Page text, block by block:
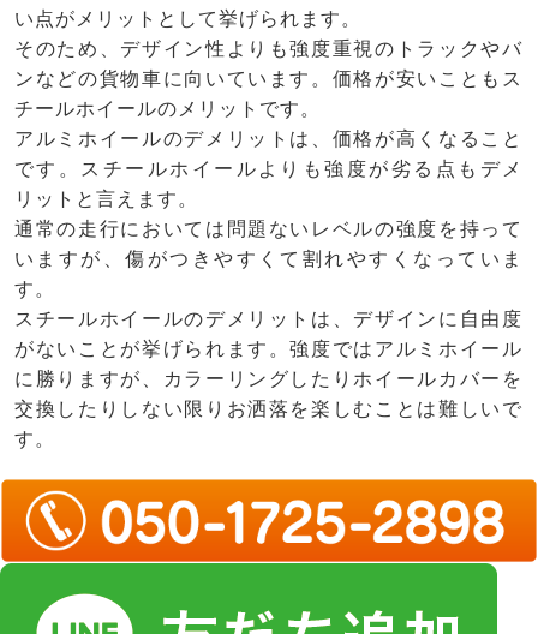
い点がメリットとして挙げられます。
そのため、デザイン性よりも強度重視のトラックやバ
ンなどの貨物車に向いています。価格が安いこともス
チールホイールのメリットです。
アルミホイールのデメリットは、価格が高くなること
です。スチールホイールよりも強度が劣る点もデメ
リットと言えます。
通常の走行においては問題ないレベルの強度を持って
いますが、傷がつきやすくて割れやすくなっていま
す。
スチールホイールのデメリットは、デザインに自由度
がないことが挙げられます。強度ではアルミホイール
に勝りますが、カラーリングしたりホイールカバーを
交換したりしない限りお洒落を楽しむことは難しいで
す。